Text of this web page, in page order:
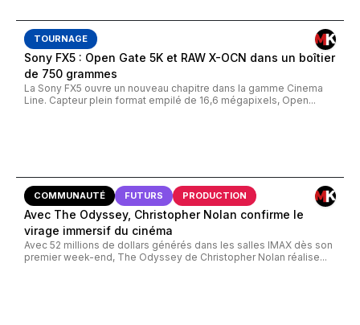
TOURNAGE
Sony FX5 : Open Gate 5K et RAW X-OCN dans un boîtier
de 750 grammes
La Sony FX5 ouvre un nouveau chapitre dans la gamme Cinema
Line. Capteur plein format empilé de 16,6 mégapixels, Open...
COMMUNAUTÉ FUTURS PRODUCTION
Avec The Odyssey, Christopher Nolan confirme le
virage immersif du cinéma
Avec 52 millions de dollars générés dans les salles IMAX dès son
premier week-end, The Odyssey de Christopher Nolan réalise...